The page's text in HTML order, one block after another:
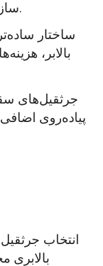
سازه‌های نگهدارنده را کاهش می‌دهند.
ساختار
بالابر،
جرثقیل‌های
پیاده‌روی
انتخاب
بالابری